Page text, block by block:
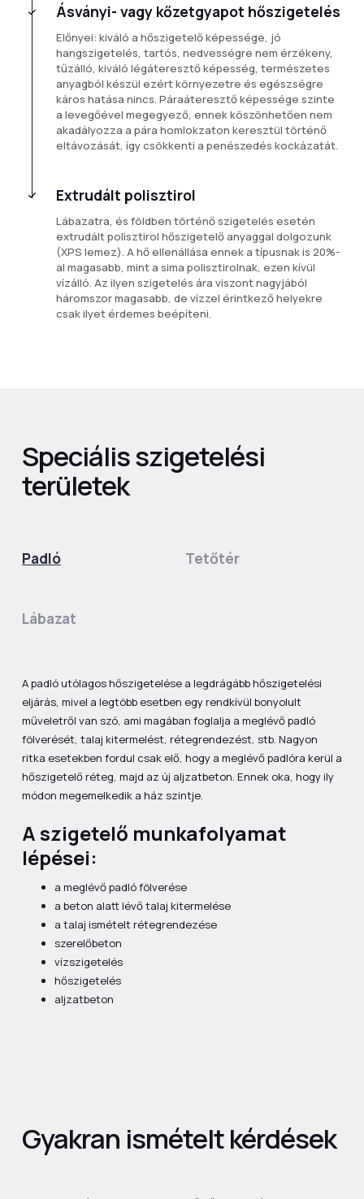
Ásványi- vagy kőzetgyapot hőszigetelés
Előnyei: kiváló a hőszigetelő képessége, jó
hangszigetelés, tartós, nedvességre nem érzékeny,
tűzálló, kiváló légáteresztő képesség, természetes
anyagból készül ezért környezetre és egészségre
káros hatása nincs. Páraáteresztő képessége szinte
a levegőével megegyező, ennek köszönhetően nem
akadályozza a pára homlokzaton keresztül történő
eltávozását, így csökkenti a penészedés kockázatát.
Extrudált polisztirol
Lábazatra, és földben történő szigetelés esetén
extrudált polisztirol hőszigetelő anyaggal dolgozunk
(XPS lemez). A hő ellenállása ennek a típusnak is 20%-
al magasabb, mint a sima polisztirolnak, ezen kívül
vízálló. Az ilyen szigetelés ára viszont nagyjából
háromszor magasabb, de vízzel érintkező helyekre
csak ilyet érdemes beépíteni.
Speciális szigetelési
területek
Padló Tetőtér
Lábazat
A padló utólagos hőszigetelése a legdrágább hőszigetelési
eljárás, mivel a legtöbb esetben egy rendkívül bonyolult
műveletről van szó, ami magában foglalja a meglévő padló
fölverését, talaj kitermelést, rétegrendezést, stb. Nagyon
ritka esetekben fordul csak elő, hogy a meglévő padlóra kerül a
hőszigetelő réteg, majd az új aljzatbeton. Ennek oka, hogy ily
módon megemelkedik a ház szintje.
A szigetelő munkafolyamat
lépései:
a meglévő padló fölverése
a beton alatt lévő talaj kitermelése
a talaj ismételt rétegrendezése
szerelőbeton
vízszigetelés
hőszigetelés
aljzatbeton
Gyakran ismételt kérdések